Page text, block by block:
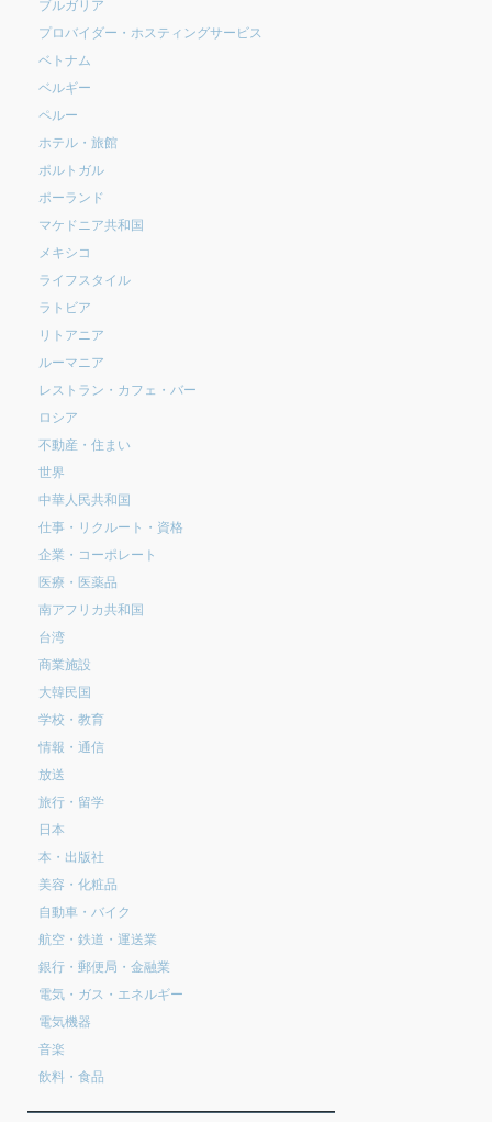
ブルガリア
プロバイダー・ホスティングサービス
ベトナム
ベルギー
ペルー
ホテル・旅館
ポルトガル
ポーランド
マケドニア共和国
メキシコ
ライフスタイル
ラトビア
リトアニア
ルーマニア
レストラン・カフェ・バー
ロシア
不動産・住まい
世界
中華人民共和国
仕事・リクルート・資格
企業・コーポレート
医療・医薬品
南アフリカ共和国
台湾
商業施設
大韓民国
学校・教育
情報・通信
放送
旅行・留学
日本
本・出版社
美容・化粧品
自動車・バイク
航空・鉄道・運送業
銀行・郵便局・金融業
電気・ガス・エネルギー
電気機器
音楽
飲料・食品